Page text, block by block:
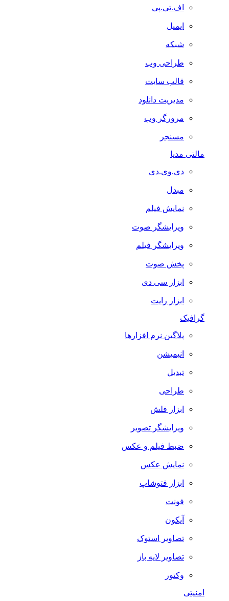
اف.تی.پی
ایمیل
شبکه
طراحی وب
قالب سایت
مدیریت دانلود
مرورگر وب
مسنجر
مالتی مدیا
دی.وی.دی
مبدل
نمایش فیلم
ویرایشگر صوت
ویرایشگر فیلم
پخش صوت
ابزار سی دی
ابزار رایت
گرافیک
پلاگین نرم افزارها
انیمیشن
تبدیل
طراحی
ابزار فلش
ویرایشگر تصویر
ضبط فيلم و عكس
نمایش عکس
ابزار فتوشاپ
فونت
آیکون
تصاویر استوک
تصاویر لایه باز
وکتور
امنیتی